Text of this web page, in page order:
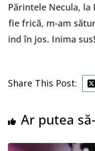
Părintele Necula, la
fie frică, m-am
ind în jos. Inima
Share This Post:
Ar putea